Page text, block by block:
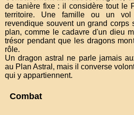
de tanière fixe : il considère tout le
territoire. Une famille ou un vol
revendique souvent un grand corps
plan, comme le cadavre d'un dieu
trésor pendant que les dragons
rôle.
Un dragon astral ne parle jamais
au Plan Astral, mais il converse
qui y appartiennent.
Combat